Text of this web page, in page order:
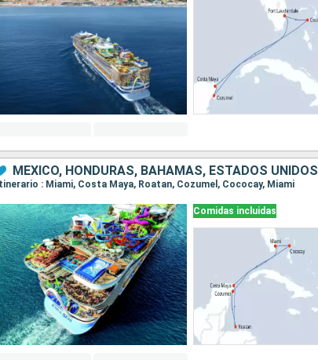
MÉXICO, HONDURAS, BAHAMAS, ESTADOS UNIDOS
Itinerario : Miami, Costa Maya, Roatan, Cozumel, Cococay, Miami
Comidas incluidas